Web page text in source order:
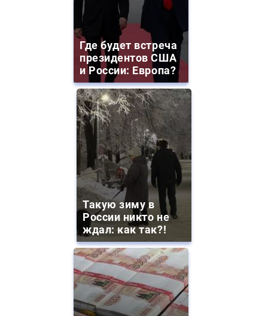
Где будет встреча
президентов США
и России: Европа?
Такую зиму в
России никто не
ждал: как так?!